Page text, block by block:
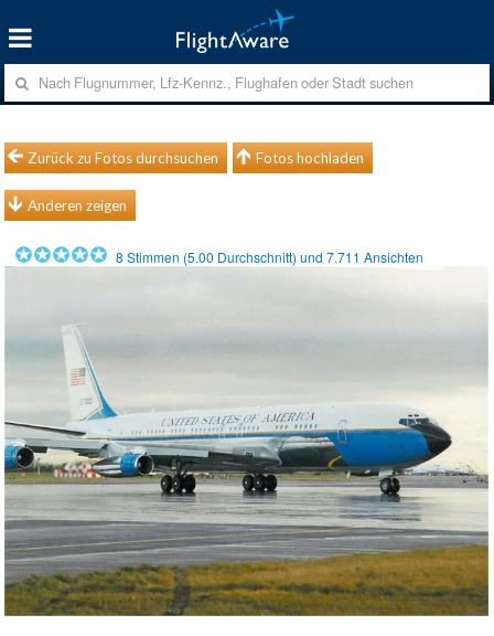
Zurück zu Fotos durchsuchen Fotos hochladen
Anderen zeigen
8 Stimmen (5.00 Durchschnitt) und7.711 Ansichten